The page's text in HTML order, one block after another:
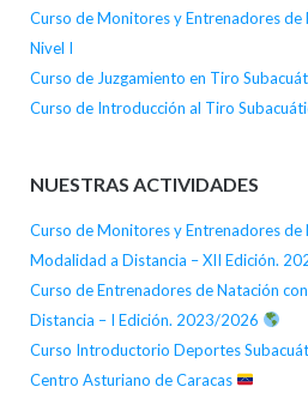
Curso de Monitores y Entrenadores de
Nivel I
Curso de Juzgamiento en Tiro
Curso de Introducción al Tiro
NUESTRAS ACTIVIDADES
Curso de Monitores y Entrenadores de
Modalidad a Distancia – XII Edición.
Curso de Entrenadores de Natación
Distancia – I Edición. 2023/2026
Curso Introductorio Deportes
Centro Asturiano de Caracas